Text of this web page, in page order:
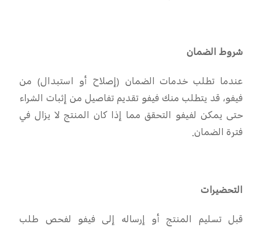
شروط الضمان
عندما تطلب خدمات الضمان (إصلاح أو استبدال) من
فيفو، قد يتطلب منك فيفو تقديم تفاصيل من إثبات الشراء
حتى يمكن لفيفو التحقق مما إذا كان المنتج لا يزال في
فترة الضمان.
التحضيرات
قبل تسليم المنتج أو إرساله إلى فيفو لفحص طلب